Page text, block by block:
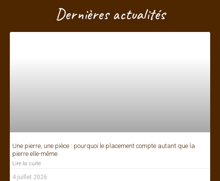
Dernières actualités
Une pierre, une pièce : pourquoi le placement compte autant que la
pierre elle-même
Lire la suite
4 juillet 2026